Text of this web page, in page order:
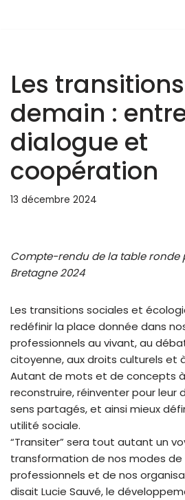
Les
demain :
dialogue et
coopération
13 décembre 2024
Compte-rendu de la table ronde
Bretagne 2024
Les transitions sociales et
redéfinir la place donnée dans
professionnels au vivant, au
citoyenne, aux droits culturels et
Autant de mots et de concepts
reconstruire, réinventer pour leur
sens partagés, et ainsi mieux
utilité sociale.
“Transiter” sera tout autant un
transformation de nos modes
professionnels et de nos
disait Lucie Sauvé, le